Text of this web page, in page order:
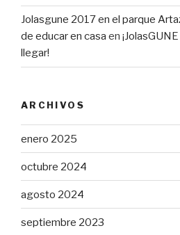
Jolasgune 2017 en el parque
de educar en casa en
llegar!
ARCHIVOS
enero 2025
octubre 2024
agosto 2024
septiembre 2023